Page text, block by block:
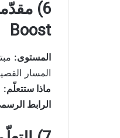
Boost
المستوى:
المسار
ماذا ستتعلّم:
الرابط